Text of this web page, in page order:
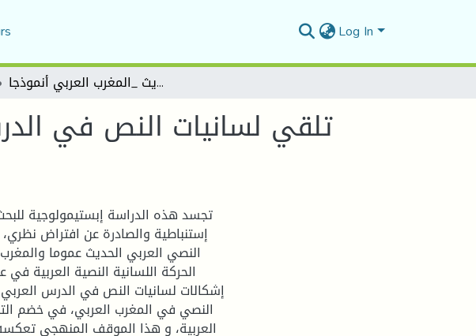
Log In
تلقي لسانيات النص في الدرس اللساني العربي الحديث _المغرب العربي أنموذجا _
تلقي لسانيات النص في
تجسد هذه الدراسة إبستيمولوجية
إستنباطية والصادرة عن افتراض
النصي العربي الحديث عموما
الحركة اللسانية النصية العربية
إشكالات لسانيات النص في الدرس
النصي في المغرب العربي، في خضم
العربية، و هذا الموقف المنهجي